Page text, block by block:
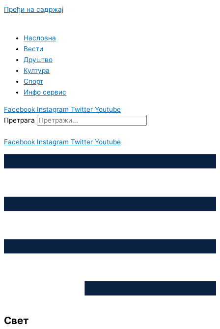
Пређи на садржај
Насловна
Вести
Друштво
Култура
Спорт
Инфо сервис
Facebook Instagram Twitter Youtube
Претрага
Facebook Instagram Twitter Youtube
Свет